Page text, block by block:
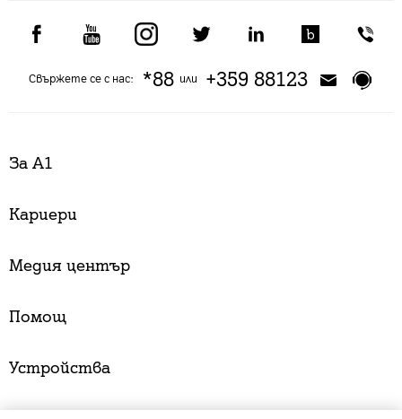
Свържете се с нас: *88или +359 88123
За А1
Кариери
Медия център
Помощ
Устройства